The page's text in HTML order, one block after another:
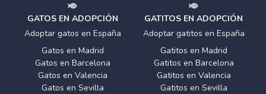
GATOS EN ADOPCIÓN
Adoptar gatos en España
Gatos en Madrid
Gatos en Barcelona
Gatos en Valencia
Gatos en Sevilla
GATITOS EN ADOPCIÓN
Adoptar gatitos en España
Gatitos en Madrid
Gatitos en Barcelona
Gatitos en Valencia
Gatitos en Sevilla